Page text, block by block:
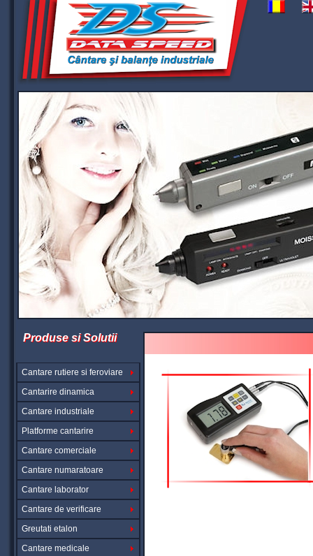
Produse si Solutii
Cantare rutiere si feroviare
Cantarire dinamica
Cantare industriale
Platforme cantarire
Cantare comerciale
Cantare numaratoare
Cantare laborator
Cantare de verificare
Greutati etalon
Cantare medicale